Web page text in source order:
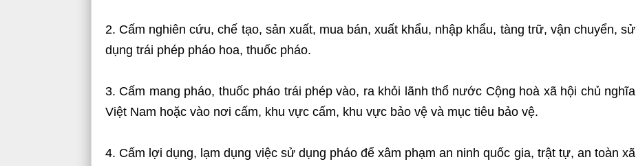
2. Cấm nghiên cứu, chế tạo, sản xuất, mua bán, xuất khẩu, nhập khẩu, tàng trữ, vận chuyển, sử
dụng trái phép pháo hoa, thuốc pháo.
3. Cấm mang pháo, thuốc pháo trái phép vào, ra khỏi lãnh thổ nước Cộng hoà xã hội chủ nghĩa
Việt Nam hoặc vào nơi cấm, khu vực cấm, khu vực bảo vệ và mục tiêu bảo vệ.
4. Cấm lợi dụng, lạm dụng việc sử dụng pháo để xâm phạm an ninh quốc gia, trật tự, an toàn xã